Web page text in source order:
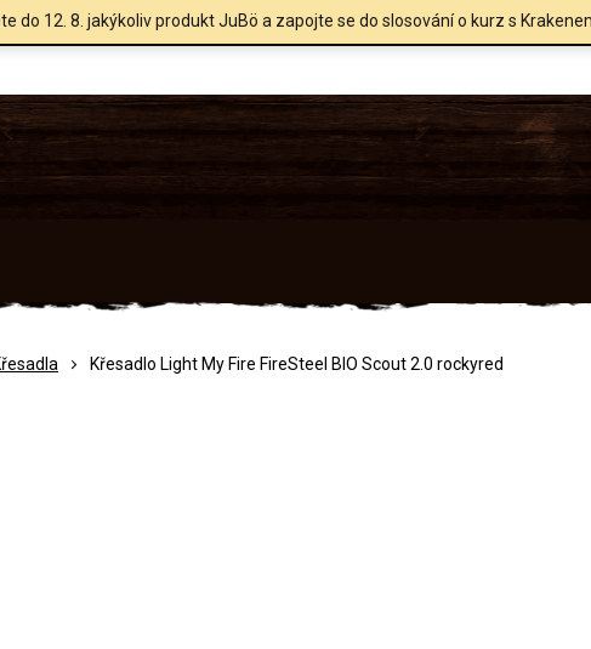
do 12. 8. jakýkoliv produkt JuBö a zapojte se do slosování o kurz s
Křesadlo Light My Fire FireSteel BIO Scout 2.0 rockyred